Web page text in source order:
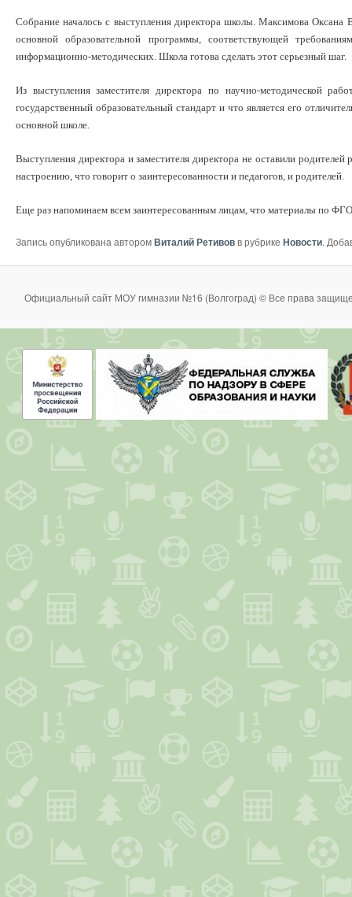
Собрание началось с выступления директора школы. Максимова Оксана
основной образовательной программы, соответствующей
информационно-методических. Школа готова сделать этот серьезный шаг.
Из выступления заместителя директора по научно-методической
государственный образовательный стандарт и что является его
основной школе.
Выступления директора и заместителя директора не оставили
настроению, что говорит о заинтересованности и педагогов, и родителей.
Еще раз напоминаем всем заинтересованным лицам, что материалы по
Запись опубликована авторомВиталий Ретивовв рубрике Новости.
Официальный сайт МОУ гимназии №16 (Волгоград) © Все права